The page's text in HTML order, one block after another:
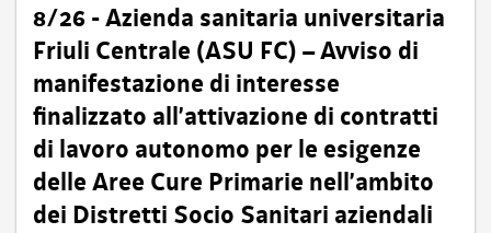
8/26 - Azienda sanitaria universitaria
Friuli Centrale (ASU FC) – Avviso di
manifestazione di interesse
finalizzato all’attivazione di contratti
di lavoro autonomo per le esigenze
delle Aree Cure Primarie nell’ambito
dei Distretti Socio Sanitari aziendali